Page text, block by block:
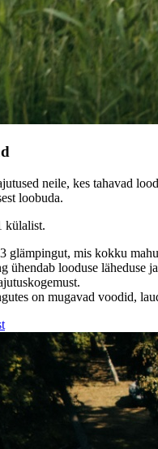
neile, kes tahavad
loobuda.
külalist.
glämpingut, mis kokku
ühendab looduse läheduse
on mugavad voodid,